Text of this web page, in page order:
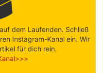
dem Laufenden. Schließ
Instagram-Kanal ein. Wir
für dich rein.